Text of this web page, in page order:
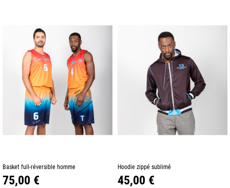
Basket full-réversible homme
Prix
75,00 €
Hoodie zippé sublimé
Prix
45,00 €